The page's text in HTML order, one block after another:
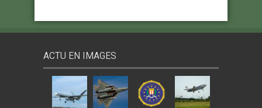
ACTU EN IMAGES